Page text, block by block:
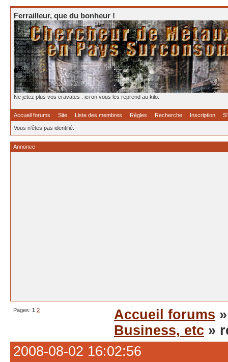
Ferrailleur, que du bonheur !
Ne jetez plus vos cravates : ici on vous les reprend au kilo.
Accueil forums Site Liste des membres Règles Recherche Inscription
Vous n'êtes pas identifié.
Annonce
Pages: 1 2 Accueil forums
Business, etc »
2008-08-02 16:02:56